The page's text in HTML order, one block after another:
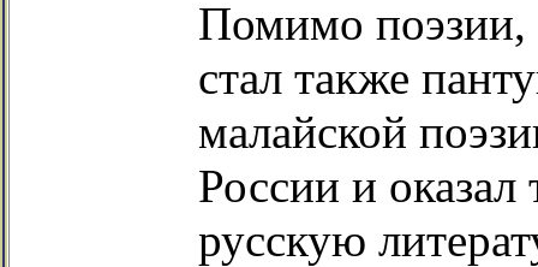
Помимо поэзии,
стал также
малайской
России и оказал
русскую